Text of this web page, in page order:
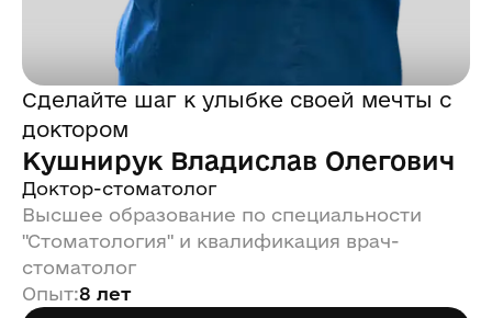
Сделайте шаг к улыбке своей мечты с
доктором
Кушнирук Владислав Олегович
Доктор-стоматолог
Высшее образование по специальности
"Стоматология" и квалификация врач-
стоматолог
Опыт:8 лет